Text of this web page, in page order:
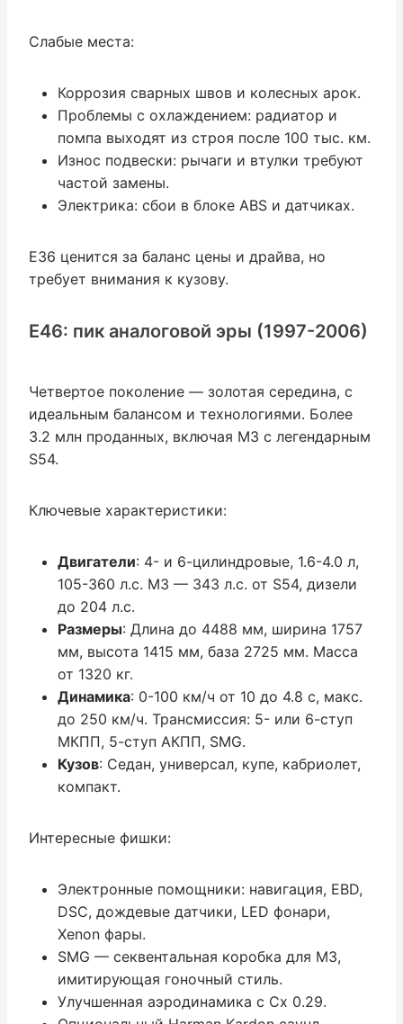
Слабые места:
Коррозия сварных швов и колесных арок.
Проблемы с охлаждением: радиатор и
помпа выходят из строя после 100 тыс. км.
Износ подвески: рычаги и втулки требуют
частой замены.
Электрика: сбои в блоке ABS и датчиках.
E36 ценится за баланс цены и драйва, но
требует внимания к кузову.
E46: пик аналоговой эры (1997-2006)
Четвертое поколение — золотая середина, с
идеальным балансом и технологиями. Более
3.2 млн проданных, включая M3 с легендарным
S54.
Ключевые характеристики:
Двигатели: 4- и 6-цилиндровые, 1.6-4.0 л,
105-360 л.с. M3 — 343 л.с. от S54, дизели
до 204 л.с.
Размеры: Длина до 4488 мм, ширина 1757
мм, высота 1415 мм, база 2725 мм. Масса
от 1320 кг.
Динамика: 0-100 км/ч от 10 до 4.8 с, макс.
до 250 км/ч. Трансмиссия: 5- или 6-ступ
МКПП, 5-ступ АКПП, SMG.
Кузов: Седан, универсал, купе, кабриолет,
компакт.
Интересные фишки:
Электронные помощники: навигация, EBD,
DSC, дождевые датчики, LED фонари,
Xenon фары.
SMG — секвентальная коробка для M3,
имитирующая гоночный стиль.
Улучшенная аэродинамика с Cx 0.29.